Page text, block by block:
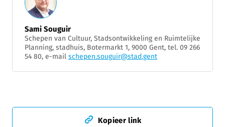
Sami Souguir
Schepen van Cultuur, Stadsontwikkeling en Ruimtelijke
Planning, stadhuis, Botermarkt 1, 9000 Gent, tel. 09 266
54 80, e-mail schepen.souguir@stad.gent
Kopieer link